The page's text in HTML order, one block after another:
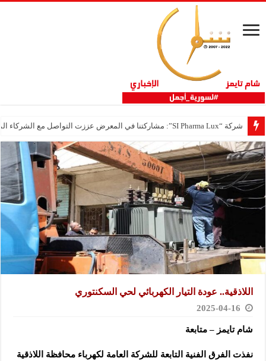
شركة “SI Pharma Lux”: مشاركتنا في المعرض عززت التواصل مع الشركاء المحليين والدوليين
اللاذقية.. عودة التيار الكهربائي لحي السكنتوري
2025-04-16
شام تايمز – متابعة
نفذت الفرق الفنية التابعة للشركة العامة لكهرباء محافظة اللاذقية